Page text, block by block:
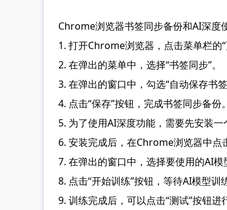
Chrome浏览器书签同步备份和AI深度
1. 打开Chrome浏览器，点击菜单栏的“
2. 在弹出的菜单中，选择“书签同步”。
3. 在弹出的窗口中，勾选“自动保存书签
4. 点击“保存”按钮，完成书签同步备份。
5. 为了使用AI深度功能，需要先安装
6. 安装完成后，在Chrome浏览器中点
7. 在弹出的窗口中，选择要使用的AI
8. 点击“开始训练”按钮，等待AI模型训
9. 训练完成后，可以点击“测试”按钮